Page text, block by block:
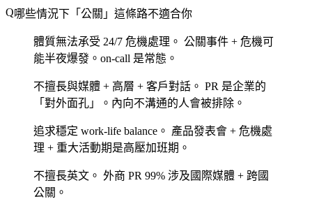
哪些情況下「公關」這條路不適合你
體質無法承受 24/7 危機處理。 公關事件 + 危機可
能半夜爆發。on-call 是常態。
不擅長與媒體 + 高層 + 客戶對話。 PR 是企業的
「對外面孔」。內向不溝通的人會被排除。
追求穩定 work-life balance。 產品發表會 + 危機處
理 + 重大活動期是高壓加班期。
不擅長英文。 外商 PR 99% 涉及國際媒體 + 跨國
公關。